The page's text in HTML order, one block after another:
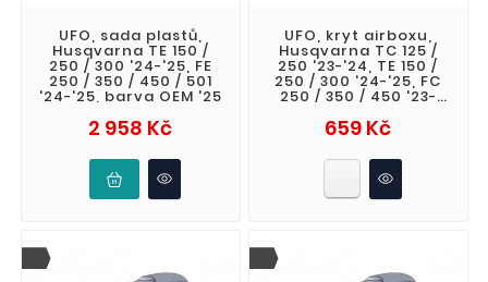
UFO, sada plastů,
Husqvarna TE 150 /
250 / 300 '24-'25, FE
250 / 350 / 450 / 501
'24-'25, barva OEM '25
2 958 KčCena
UFO, kryt airboxu,
Husqvarna TC 125 /
250 '23-'24, TE 150 /
250 / 300 '24-'25, FC
250 / 350 / 450 '23-
659 KčCena